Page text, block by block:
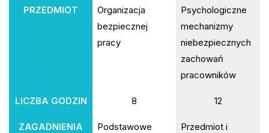
PRZEDMIOT
Organizacja
bezpiecznej
pracy
Psychologiczne
mechanizmy
niebezpiecznych
zachowań
pracowników
LICZBA GODZIN 8 12
ZAGADNIENIA
Podstawowe
Przedmiot i